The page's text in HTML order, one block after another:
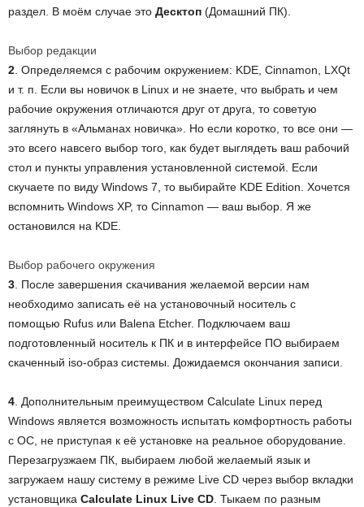
раздел. В моём случае это Десктоп (Домашний ПК).
Выбор редакции
2 . Определяемся с рабочим окружением: KDE, Cinnamon, LXQt
и т. п. Если вы новичок в Linux и не знаете, что выбрать и чем
рабочие окружения отличаются друг от друга, то советую
заглянуть в «Альманах новичка». Но если коротко, то все они —
это всего навсего выбор того, как будет выглядеть ваш рабочий
стол и пункты управления установленной системой. Если
скучаете по виду Windows 7, то выбирайте KDE Edition. Хочется
вспомнить Windows XP, то Cinnamon — ваш выбор. Я же
остановился на KDE.
Выбор рабочего окружения
3 . После завершения скачивания желаемой версии нам
необходимо записать её на установочный носитель с
помощью Rufus или Balena Etсher. Подключаем ваш
подготовленный носитель к ПК и в интерфейсе ПО выбираем
скаченный iso-образ системы. Дожидаемся окончания записи.
4 . Дополнительным преимуществом Calculate Linux перед
Windows является возможность испытать комфортность работы
с ОС, не приступая к её установке на реальное оборудование.
Перезагрузжаем ПК, выбираем любой желаемый язык и
загружаем нашу систему в режиме Live CD через выбор вкладки
установщика Calculate Linux Live CD . Тыкаем по разным